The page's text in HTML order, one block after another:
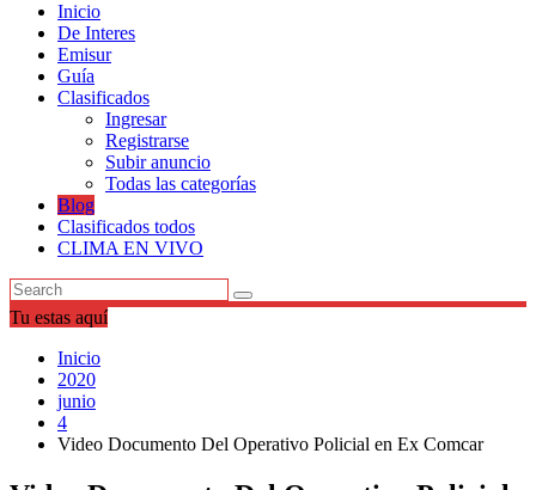
Inicio
De Interes
Emisur
Guía
Clasificados
Ingresar
Registrarse
Subir anuncio
Todas las categorías
Blog
Clasificados todos
CLIMA EN VIVO
Tu estas aquí
Inicio
2020
junio
4
Video Documento Del Operativo Policial en Ex Comcar